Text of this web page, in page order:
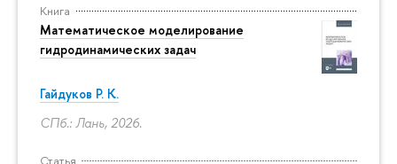
Книга
Математическое моделирование
гидродинамических задач
Гайдуков Р. К.
СПб.: Лань, 2026.
Статья